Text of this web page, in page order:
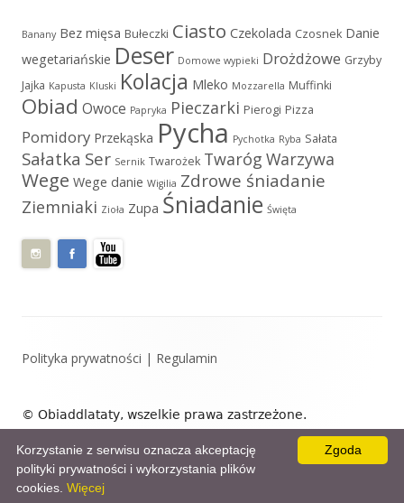
Banany Bez mięsa Bułeczki Ciasto Czekolada Czosnek Danie
wegetariańskie Deser Domowe wypieki Drożdżowe Grzyby
Jajka Kapusta Kluski Kolacja Mleko Mozzarella Muffinki
Obiad Owoce Papryka Pieczarki Pierogi Pizza
Pomidory Przekąska Pycha Pychotka Ryba Sałata
Sałatka Ser Sernik Twarożek Twaróg Warzywa
Wege Wege danie Wigilia Zdrowe śniadanie
Ziemniaki Zioła Zupa Śniadanie Święta
stopki
Polityka prywatności | Regulamin
© Obiaddlataty, wszelkie prawa zastrzeżone.
Zgoda
Korzystanie z serwisu oznacza akceptację
polityki prywatności i wykorzystania plików
cookies. Więcej